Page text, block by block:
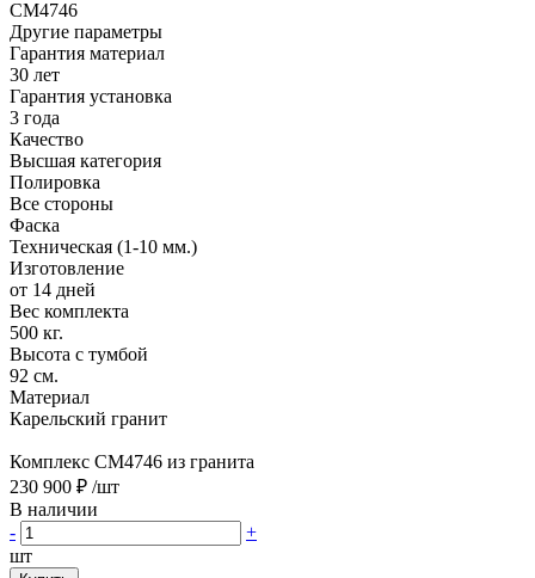
CM4746
Другие параметры
Гарантия материал
30 лет
Гарантия установка
3 года
Качество
Высшая категория
Полировка
Все стороны
Фаска
Техническая (1-10 мм.)
Изготовление
от 14 дней
Вес комплекта
500 кг.
Высота с тумбой
92 см.
Материал
Карельский гранит
Комплекс CM4746 из гранита
230 900 ₽ /шт
В наличии
-
+
шт